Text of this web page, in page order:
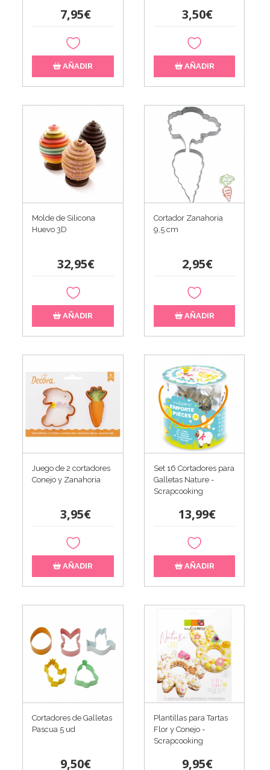
7,95€
AÑADIR
3,50€
AÑADIR
Molde de Silicona
Huevo 3D
32,95€
AÑADIR
Cortador Zanahoria
9,5 cm
2,95€
AÑADIR
Juego de 2 cortadores
Conejo y Zanahoria
3,95€
AÑADIR
Set 16 Cortadores para
Galletas Nature -
Scrapcooking
13,99€
AÑADIR
Cortadores de Galletas
Pascua 5 ud
9,50€
Plantillas para Tartas
Flor y Conejo -
Scrapcooking
9,95€